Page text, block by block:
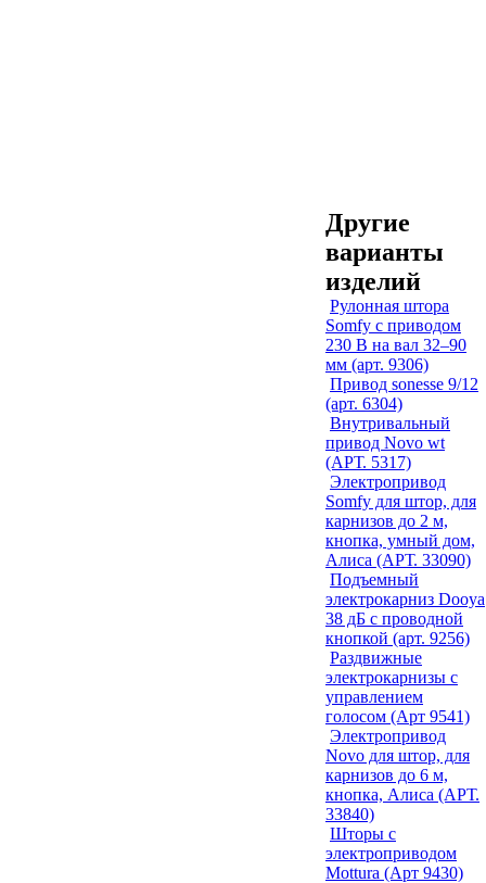
Другие
варианты
изделий
Рулонная штора
Somfy с приводом
230 В на вал 32–90
мм (арт. 9306)
Привод sonesse 9/12
(арт. 6304)
Внутривальный
привод Novo wt
(АРТ. 5317)
Электропривод
Somfy для штор, для
карнизов до 2 м,
кнопка, умный дом,
Алиса (АРТ. 33090)
Подъемный
электрокарниз Dooya
38 дБ с проводной
кнопкой (арт. 9256)
Раздвижные
электрокарнизы с
управлением
голосом (Арт 9541)
Электропривод
Novo для штор, для
карнизов до 6 м,
кнопка, Алиса (АРТ.
33840)
Шторы с
электроприводом
Mottura (Арт 9430)